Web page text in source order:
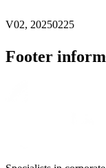
V02, 20250225
Footer